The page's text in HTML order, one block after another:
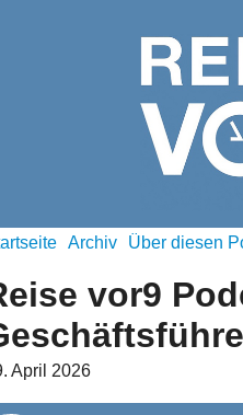
Archiv Über diesen
vor9
April 2026